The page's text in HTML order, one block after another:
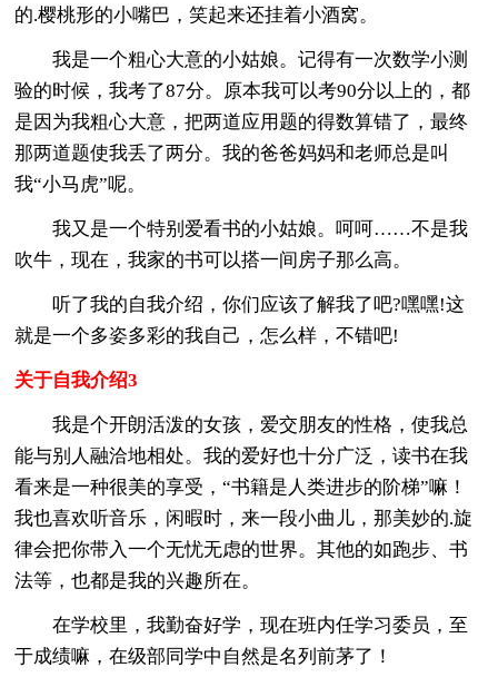
的.樱桃形的小嘴巴，笑起来还挂着小酒窝。
我是一个粗心大意的小姑娘。记得有一次数学小测
验的时候，我考了87分。原本我可以考90分以上的，都
是因为我粗心大意，把两道应用题的得数算错了，最终
那两道题使我丢了两分。我的爸爸妈妈和老师总是叫
我“小马虎”呢。
我又是一个特别爱看书的小姑娘。呵呵……不是我
吹牛，现在，我家的书可以搭一间房子那么高。
听了我的自我介绍，你们应该了解我了吧?嘿嘿!这
就是一个多姿多彩的我自己，怎么样，不错吧!
关于自我介绍3
我是个开朗活泼的女孩，爱交朋友的性格，使我总
能与别人融洽地相处。我的爱好也十分广泛，读书在我
看来是一种很美的享受，“书籍是人类进步的阶梯”嘛！
我也喜欢听音乐，闲暇时，来一段小曲儿，那美妙的.旋
律会把你带入一个无忧无虑的世界。其他的如跑步、书
法等，也都是我的兴趣所在。
在学校里，我勤奋好学，现在班内任学习委员，至
于成绩嘛，在级部同学中自然是名列前茅了！